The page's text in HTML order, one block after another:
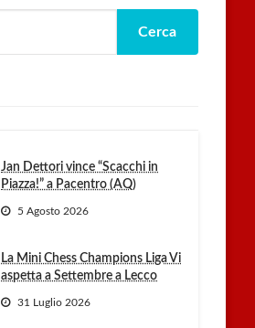
Jan Dettori vince “Scacchi in
Piazza!” a Pacentro (AQ)
5 Agosto 2026
La Mini Chess Champions Liga Vi
aspetta a Settembre a Lecco
31 Luglio 2026